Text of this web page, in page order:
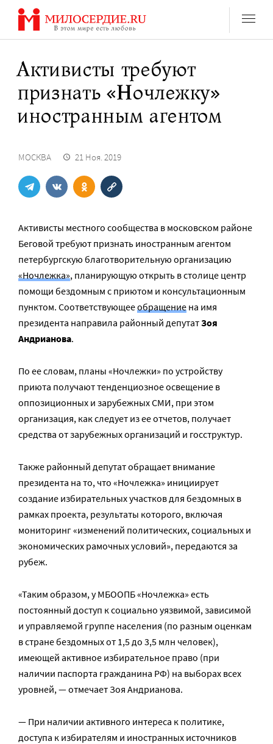
Перейти
содержанию
Активисты требуют
признать «Ночлежку»
иностранным агентом
МОСКВА 21 Ноя. 2019
Активисты местного сообщества в московском районе
Беговой требуют признать иностранным агентом
петербургскую благотворительную организацию
«Ночлежка», планирующую открыть в столице центр
помощи бездомным с приютом и консультационным
пунктом. Соответствующееобращение на имя
президента направила районный депутатЗоя
Андрианова.
По ее словам, планы «Ночлежки» по устройству
приюта получают тенденциозное освещение в
оппозиционных и зарубежных СМИ, при этом
организация, как следует из ее отчетов, получает
средства от зарубежных организаций и госструктур.
Также районный депутат обращает внимание
президента на то, что «Ночлежка» инициирует
создание избирательных участков для бездомных в
рамках проекта, результаты которого, включая
мониторинг «изменений политических, социальных и
экономических рамочных условий», передаются за
рубеж.
«Таким образом, у МБООПБ «Ночлежка» есть
постоянный доступ к социально уязвимой, зависимой
и управляемой группе населения (по разным оценкам
в стране бездомных от 1,5 до 3,5 млн человек),
имеющей активное избирательное право (при
наличии паспорта гражданина РФ) на выборах всех
уровней, — отмечает Зоя Андрианова.
— При наличии активного интереса к политике,
доступа к избирателям и иностранных источников